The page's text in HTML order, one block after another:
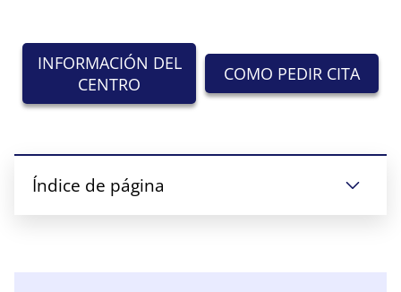
INFORMACIÓN DEL
CENTRO
COMO PEDIR CITA
Índice de página